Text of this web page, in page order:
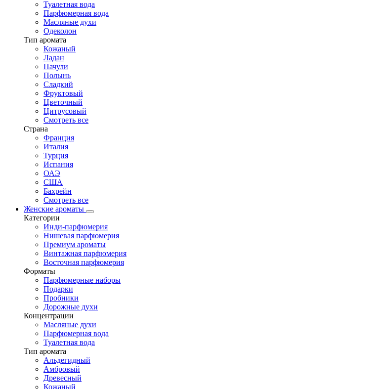
Туалетная вода
Парфюмерная вода
Масляные духи
Одеколон
Тип аромата
Кожаный
Ладан
Пачули
Полынь
Сладкий
Фруктовый
Цветочный
Цитрусовый
Смотреть все
Страна
Франция
Италия
Турция
Испания
ОАЭ
США
Бахрейн
Смотреть все
Женские ароматы
Категории
Инди-парфюмерия
Нишевая парфюмерия
Премиум ароматы
Винтажная парфюмерия
Восточная парфюмерия
Форматы
Парфюмерные наборы
Подарки
Пробники
Дорожные духи
Концентрации
Масляные духи
Парфюмерная вода
Туалетная вода
Тип аромата
Альдегидный
Амбровый
Древесный
Кожаный